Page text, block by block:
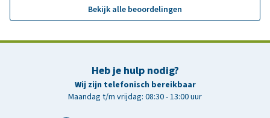
Bekijk alle beoordelingen
Heb je hulp nodig?
Wij zijn telefonisch bereikbaar
Maandag t/m vrijdag: 08:30 - 13:00 uur